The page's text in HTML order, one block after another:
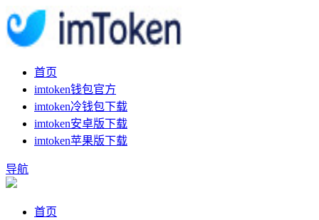
首页
imtoken钱包官方
imtoken冷钱包下载
imtoken安卓版下载
imtoken苹果版下载
导航
首页